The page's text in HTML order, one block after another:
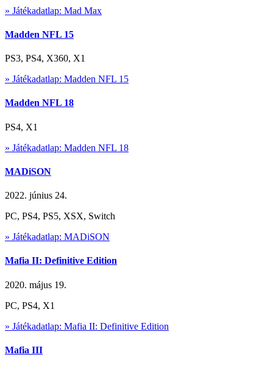
» Játékadatlap: Mad Max
Madden NFL 15
PS3, PS4, X360, X1
» Játékadatlap: Madden NFL 15
Madden NFL 18
PS4, X1
» Játékadatlap: Madden NFL 18
MADiSON
2022. június 24.
PC, PS4, PS5, XSX, Switch
» Játékadatlap: MADiSON
Mafia II: Definitive Edition
2020. május 19.
PC, PS4, X1
» Játékadatlap: Mafia II: Definitive Edition
Mafia III